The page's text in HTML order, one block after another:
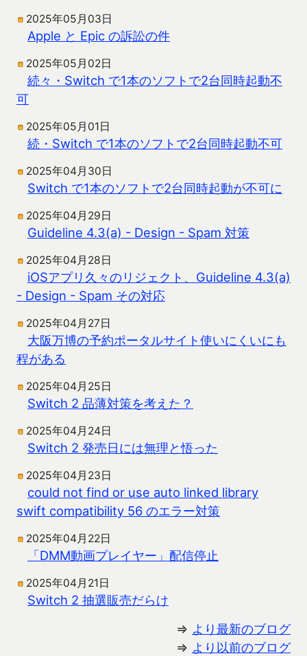
2025年05月03日
Apple と Epic の訴訟の件
2025年05月02日
続々・Switch で1本のソフトで2台同時起動不
可
2025年05月01日
続・Switch で1本のソフトで2台同時起動不可
2025年04月30日
Switch で1本のソフトで2台同時起動が不可に
2025年04月29日
Guideline 4.3(a) - Design - Spam 対策
2025年04月28日
iOSアプリ久々のリジェクト、Guideline 4.3(a)
- Design - Spam その対応
2025年04月27日
大阪万博の予約ポータルサイト使いにくいにも
程がある
2025年04月25日
Switch 2 品薄対策を考えた？
2025年04月24日
Switch 2 発売日には無理と悟った
2025年04月23日
could not find or use auto linked library
swift compatibility 56 のエラー対策
2025年04月22日
「DMM動画プレイヤー」配信停止
2025年04月21日
Switch 2 抽選販売だらけ
⇒ より最新のブログ
⇒ より以前のブログ